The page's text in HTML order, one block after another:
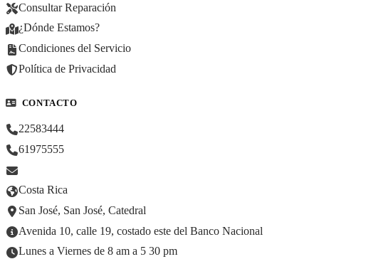
Consultar Reparación
¿Dónde Estamos?
Condiciones del Servicio
Política de Privacidad
CONTACTO
22583444
61975555
Costa Rica
San José, San José, Catedral
Avenida 10, calle 19, costado este del Banco Nacional
Lunes a Viernes de 8 am a 5 30 pm